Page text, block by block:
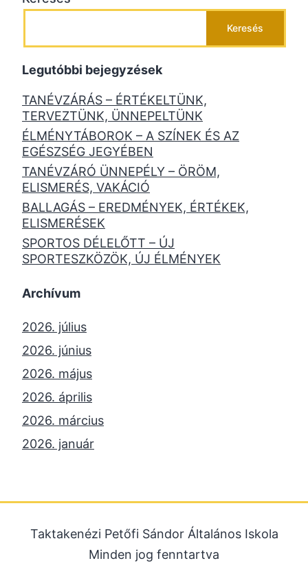
Keresés
Legutóbbi bejegyzések
TANÉVZÁRÁS – ÉRTÉKELTÜNK,
TERVEZTÜNK, ÜNNEPELTÜNK
ÉLMÉNYTÁBOROK – A SZÍNEK ÉS AZ
EGÉSZSÉG JEGYÉBEN
TANÉVZÁRÓ ÜNNEPÉLY – ÖRÖM,
ELISMERÉS, VAKÁCIÓ
BALLAGÁS – EREDMÉNYEK, ÉRTÉKEK,
ELISMERÉSEK
SPORTOS DÉLELŐTT – ÚJ
SPORTESZKÖZÖK, ÚJ ÉLMÉNYEK
Archívum
2026. július
2026. június
2026. május
2026. április
2026. március
2026. január
2025. július
2025. június
Taktakenézi Petőfi Sándor Általános Iskola
Minden jog fenntartva